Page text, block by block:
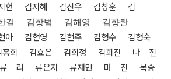
헌 김지혜 김진우 김창훈 김
결 김항범 김해영 김향란
아 김현영 김현주 김형수 김형숙
홍희 김효은 김희정 김희진 나 진
리 류은지 류재민 마 진 목승